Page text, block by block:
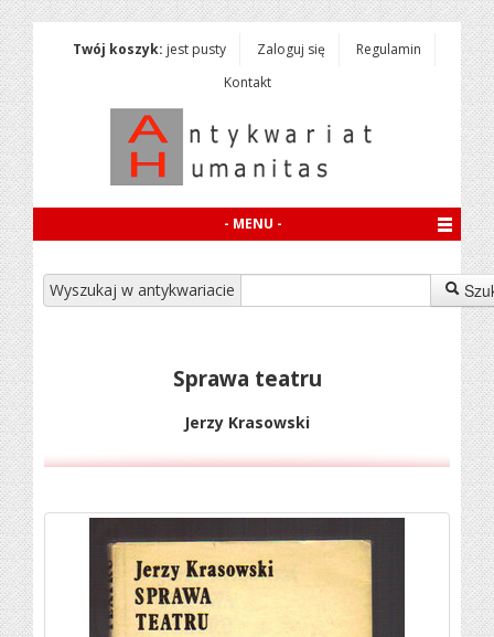
Twój koszyk: jest pusty Zaloguj się
Regulamin
Kontakt
- MENU -
Wyszukaj w antykwariacie
Sprawa teatru
Jerzy Krasowski